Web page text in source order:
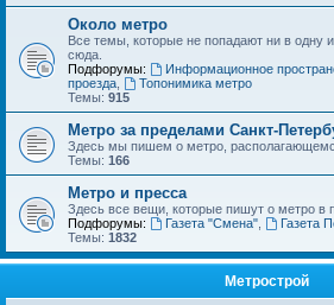
Около метро
Все темы, которые не попадают ни в одну
сюда.
Подфорумы:
Информационное
проезда
Топонимика метро
Темы: 915
Метро за пределами Санкт-
Здесь мы пишем о метро,
Темы: 166
Метро и пресса
Здесь все вещи, которые пишут о метро в
Подфорумы:
Газета "Смена",
Газета
Темы: 1832
Метрострой